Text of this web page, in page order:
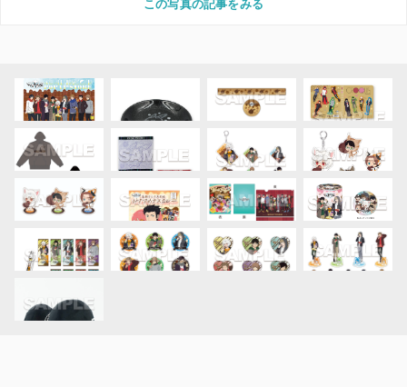
この写真の記事をみる